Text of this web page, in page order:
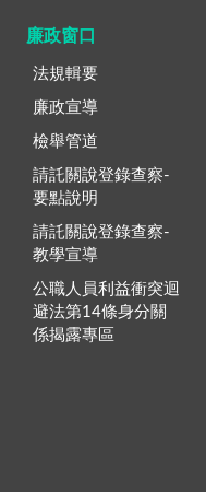
廉政窗口
法規輯要
廉政宣導
檢舉管道
請託關說登錄查察-
要點說明
請託關說登錄查察-
教學宣導
公職人員利益衝突迴
避法第14條身分關
係揭露專區